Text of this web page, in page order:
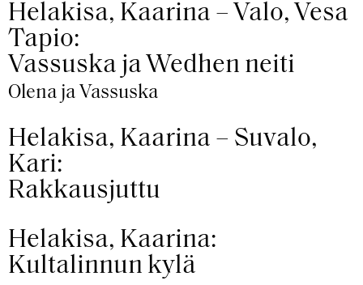
Helakisa, Kaarina – Valo, Vesa
Tapio:
Vassuska ja Wedhen neiti
Olena ja Vassuska
Helakisa, Kaarina – Suvalo,
Kari:
Rakkausjuttu
Helakisa, Kaarina:
Kultalinnun kylä